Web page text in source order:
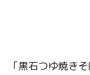
｢黒石つゆ焼きそ